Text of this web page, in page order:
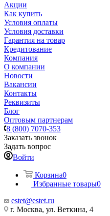
Акции
Как купить
Условия оплаты
Условия доставки
Гарантия на товар
Кредитование
Компания
О компании
Новости
Вакансии
Контакты
Реквизиты
Блог
Оптовым партнерам
8 (800) 7070-353
Заказать звонок
Задать вопрос
Войти
Корзина0
Избранные товары0
estet@estet.ru
г. Москва, ул. Веткина, 4